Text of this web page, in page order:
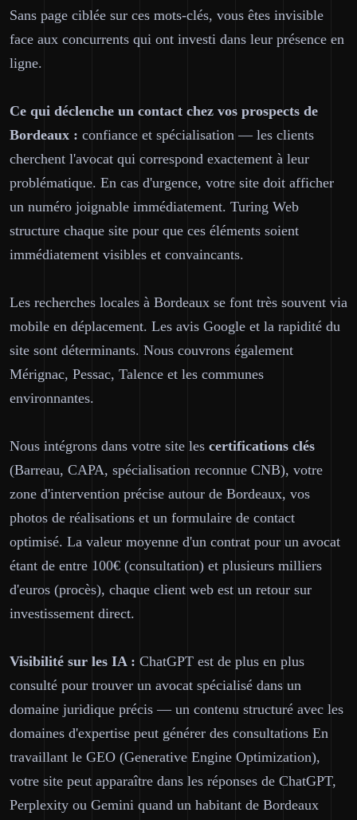
Sans page ciblée sur ces mots-clés, vous êtes invisible
face aux concurrents qui ont investi dans leur présence en
ligne.
Ce qui déclenche un contact chez vos prospects de
Bordeaux : confiance et spécialisation — les clients
cherchent l'avocat qui correspond exactement à leur
problématique. En cas d'urgence, votre site doit afficher
un numéro joignable immédiatement. Turing Web
structure chaque site pour que ces éléments soient
immédiatement visibles et convaincants.
Les recherches locales à Bordeaux se font très souvent via
mobile en déplacement. Les avis Google et la rapidité du
site sont déterminants. Nous couvrons également
Mérignac, Pessac, Talence et les communes
environnantes.
Nous intégrons dans votre site les certifications clés
(Barreau, CAPA, spécialisation reconnue CNB), votre
zone d'intervention précise autour de Bordeaux, vos
photos de réalisations et un formulaire de contact
optimisé. La valeur moyenne d'un contrat pour un avocat
étant de entre 100€ (consultation) et plusieurs milliers
d'euros (procès), chaque client web est un retour sur
investissement direct.
Visibilité sur les IA : ChatGPT est de plus en plus
consulté pour trouver un avocat spécialisé dans un
domaine juridique précis — un contenu structuré avec les
domaines d'expertise peut générer des consultations En
travaillant le GEO (Generative Engine Optimization),
votre site peut apparaître dans les réponses de ChatGPT,
Perplexity ou Gemini quand un habitant de Bordeaux